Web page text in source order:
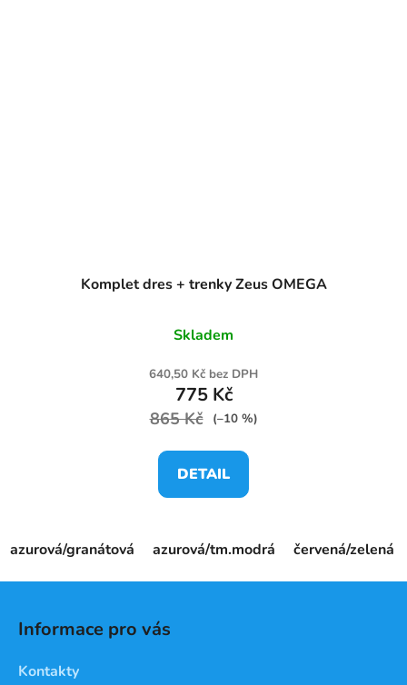
Komplet dres + trenky Zeus OMEGA
Skladem
640,50 Kč bez DPH
775 Kč
865 Kč (–10 %)
DETAIL
azurová/granátová azurová/tm.modrá červená/zelená
Informace pro vás
Kontakty